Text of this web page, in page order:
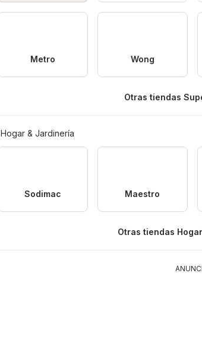
Metro Wong
Otras tiendas
Hogar & Jardinería
Sodimac Maestro
Otras tiendas